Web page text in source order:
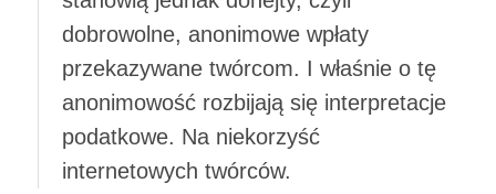
dobrowolne, anonimowe wpłaty
przekazywane twórcom. I właśnie o tę
anonimowość rozbijają się interpretacje
podatkowe. Na niekorzyść
internetowych twórców.